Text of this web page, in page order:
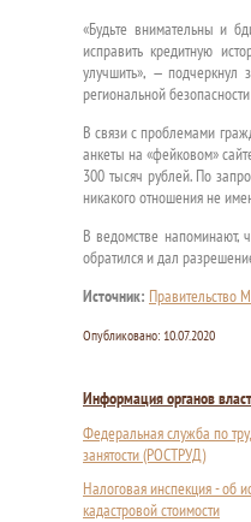
«Будьте внимательны и
исправить кредитную
улучшить», — подчеркнул
региональной
В связи с проблемами
анкеты на «фейковом»
300 тысяч рублей. По
никакого отношения не
В ведомстве напоминают,
обратился и дал
Источник: Правительство
Опубликовано: 10.07.2020
Информация органов
Федеральная служба по
занятости (РОСТРУД)
Налоговая инспекция - об
кадастровой стоимости